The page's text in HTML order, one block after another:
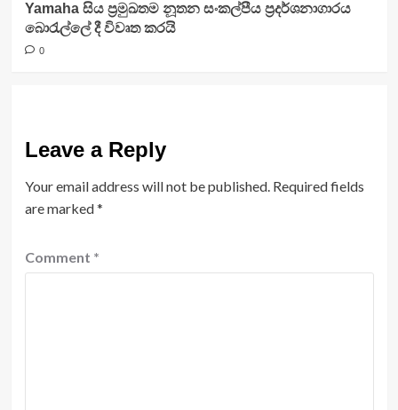
Yamaha සිය ප්‍රමුඛතම නූතන සංකල්පීය ප්‍රදර්ශනාගාරය
බොරැල්ලේ දී විවෘත කරයි
0
Leave a Reply
Your email address will not be published. Required fields
are marked*
Comment *